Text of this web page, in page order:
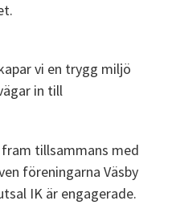
vi en trygg miljö
in till
tillsammans med
föreningarna Väsby
IK är engagerade.